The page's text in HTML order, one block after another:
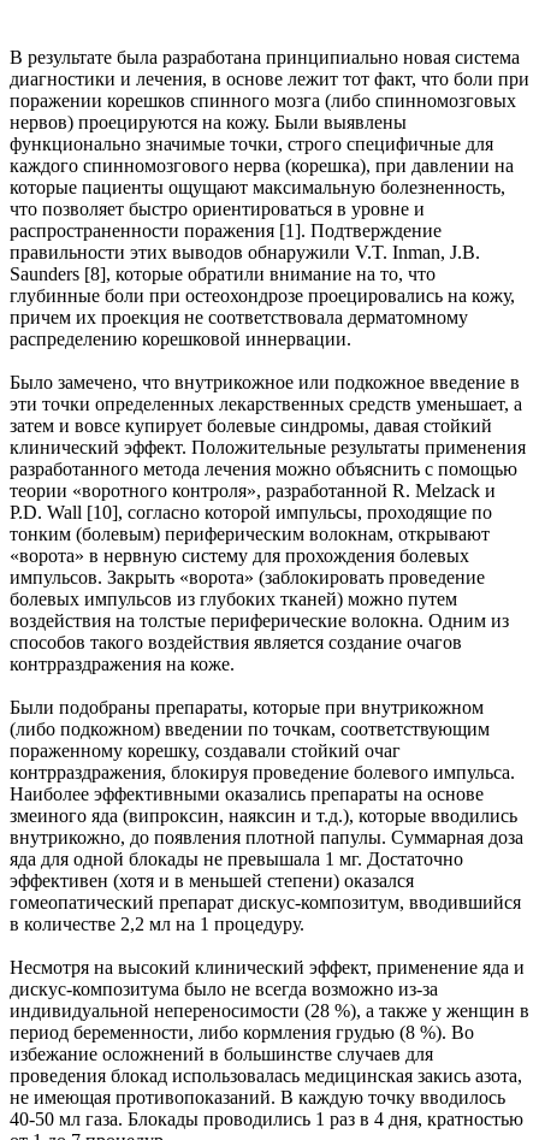
В результате была разработана принципиально новая система
диагностики и лечения, в основе лежит тот факт, что боли при
поражении корешков спинного мозга (либо спинномозговых
нервов) проецируются на кожу. Были выявлены
функционально значимые точки, строго специфичные для
каждого спинномозгового нерва (корешка), при давлении на
которые пациенты ощущают максимальную болезненность,
что позволяет быстро ориентироваться в уровне и
распространенности поражения [1]. Подтверждение
правильности этих выводов обнаружили V.T. Inman, J.B.
Saunders [8], которые обратили внимание на то, что
глубинные боли при остеохондрозе проецировались на кожу,
причем их проекция не соответствовала дерматомному
распределению корешковой иннервации.
Было замечено, что внутрикожное или подкожное введение в
эти точки определенных лекарственных средств уменьшает, а
затем и вовсе купирует болевые синдромы, давая стойкий
клинический эффект. Положительные результаты применения
разработанного метода лечения можно объяснить с помощью
теории «воротного контроля», разработанной R. Melzack и
P.D. Wall [10], согласно которой импульсы, проходящие по
тонким (болевым) периферическим волокнам, открывают
«ворота» в нервную систему для прохождения болевых
импульсов. Закрыть «ворота» (заблокировать проведение
болевых импульсов из глубоких тканей) можно путем
воздействия на толстые периферические волокна. Одним из
способов такого воздействия является создание очагов
контрраздражения на коже.
Были подобраны препараты, которые при внутрикожном
(либо подкожном) введении по точкам, соответствующим
пораженному корешку, создавали стойкий очаг
контрраздражения, блокируя проведение болевого импульса.
Наиболее эффективными оказались препараты на основе
змеиного яда (випроксин, наяксин и т.д.), которые вводились
внутрикожно, до появления плотной папулы. Суммарная доза
яда для одной блокады не превышала 1 мг. Достаточно
эффективен (хотя и в меньшей степени) оказался
гомеопатический препарат дискус-композитум, вводившийся
в количестве 2,2 мл на 1 процедуру.
Несмотря на высокий клинический эффект, применение яда и
дискус-композитума было не всегда возможно из-за
индивидуальной непереносимости (28 %), а также у женщин в
период беременности, либо кормления грудью (8 %). Во
избежание осложнений в большинстве случаев для
проведения блокад использовалась медицинская закись азота,
не имеющая противопоказаний. В каждую точку вводилось
40-50 мл газа. Блокады проводились 1 раз в 4 дня, кратностью